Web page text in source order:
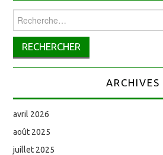
Rechercher :
ARCHIVES
avril 2026
août 2025
juillet 2025